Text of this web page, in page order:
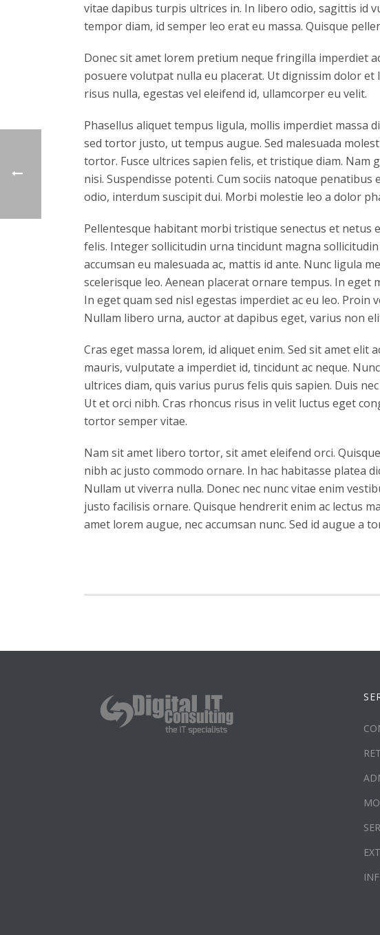
vitae dapibus turpis ultrices in. In libero odio, sagittis id
tempor diam, id semper leo erat eu massa. Quisque
Donec sit amet lorem pretium neque fringilla imperdiet
posuere volutpat nulla eu placerat. Ut dignissim dolor
risus nulla, egestas vel eleifend id, ullamcorper eu velit.
Phasellus aliquet tempus ligula, mollis imperdiet massa
sed tortor justo, ut tempus augue. Sed malesuada
tortor. Fusce ultrices sapien felis, et tristique diam. Nam
nisi. Suspendisse potenti. Cum sociis natoque
odio, interdum suscipit dui. Morbi molestie leo a dolor
Pellentesque habitant morbi tristique senectus et netus
felis. Integer sollicitudin urna tincidunt magna
accumsan eu malesuada ac, mattis id ante. Nunc ligula
scelerisque leo. Aenean placerat ornare tempus. In eget
In eget quam sed nisl egestas imperdiet ac eu leo.
Nullam libero urna, auctor at dapibus eget, varius non
Cras eget massa lorem, id aliquet enim. Sed sit amet
mauris, vulputate a imperdiet id, tincidunt ac neque.
ultrices diam, quis varius purus felis quis sapien. Duis
Ut et orci nibh. Cras rhoncus risus in velit luctus eget
tortor semper vitae.
Nam sit amet libero tortor, sit amet eleifend orci.
nibh ac justo commodo ornare. In hac habitasse platea
Nullam ut viverra nulla. Donec nec nunc vitae enim
justo facilisis ornare. Quisque hendrerit enim ac lectus
amet lorem augue, nec accumsan nunc. Sed id augue a